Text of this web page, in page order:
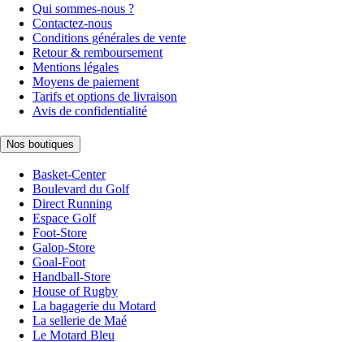
Qui sommes-nous ?
Contactez-nous
Conditions générales de vente
Retour & remboursement
Mentions légales
Moyens de paiement
Tarifs et options de livraison
Avis de confidentialité
Nos boutiques
Basket-Center
Boulevard du Golf
Direct Running
Espace Golf
Foot-Store
Galop-Store
Goal-Foot
Handball-Store
House of Rugby
La bagagerie du Motard
La sellerie de Maé
Le Motard Bleu